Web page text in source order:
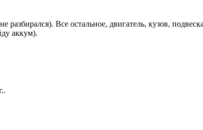
Все остальное, двигатель, кузов,
аккум).